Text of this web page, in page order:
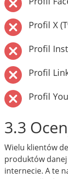
Profil X
Profil
Profil
Profil
3.3
Wielu klientów
produktów
internecie. A te